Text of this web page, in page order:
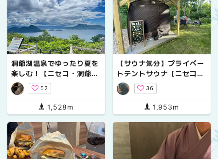
洞爺湖温泉でゆったり夏を
楽しむ！【ニセコ・洞爺湖
周辺ドライブ】後編
52
1,528m
【サウナ気分】プライベー
トテントサウナ【ニセコ】
KASHINOYA
36
1,953m